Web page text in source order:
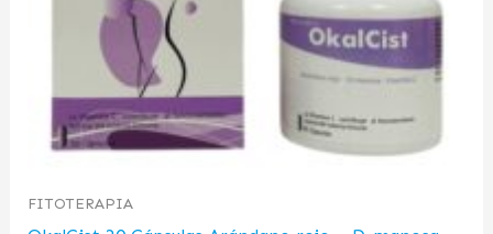
FITOTERAPIA